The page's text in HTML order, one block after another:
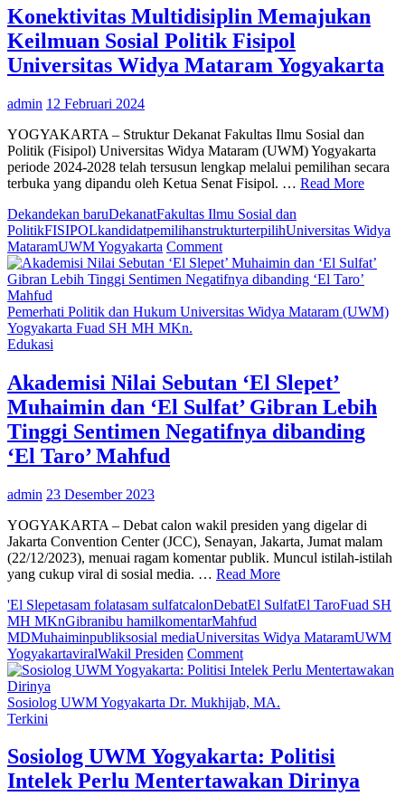
Menjadi
Intelektual
Solutif
Konektivitas Multidisiplin Memajukan
Keilmuan Sosial Politik Fisipol
Universitas Widya Mataram Yogyakarta
admin 12 Februari 2024
YOGYAKARTA – Struktur Dekanat Fakultas Ilmu Sosial dan
Politik (Fisipol) Universitas Widya Mataram (UWM) Yogyakarta
periode 2024-2028 telah tersusun lengkap melalui pemilihan secara
terbuka yang dipandu oleh Ketua Senat Fisipol. … Read More
Dekandekan baruDekanatFakultas Ilmu Sosial dan
PolitikFISIPOLkandidatpemilihanstrukturterpilihUniversitas Widya
MataramUWM Yogyakarta Commenton
Konektivitas
Multidisiplin
Keilmuan
Universitas
Widya
Mataram
Yogyakarta
Pemerhati Politik dan Hukum Universitas Widya Mataram (UWM)
Yogyakarta Fuad SH MH MKn.
Edukasi
Akademisi Nilai Sebutan ‘El Slepet’
Muhaimin dan ‘El Sulfat’ Gibran Lebih
Tinggi Sentimen Negatifnya dibanding
‘El Taro’ Mahfud
admin 23 Desember 2023
YOGYAKARTA – Debat calon wakil presiden yang digelar di
Jakarta Convention Center (JCC), Senayan, Jakarta, Jumat malam
(22/12/2023), menuai ragam komentar publik. Muncul istilah-istilah
yang cukup viral di sosial media. … Read More
'El Slepetasam folatasam sulfatcalonDebatEl SulfatEl TaroFuad SH
MH MKnGibranibu hamilkomentarMahfud
MDMuhaiminpubliksosial mediaUniversitas Widya MataramUWM
YogyakartaviralWakil Presiden Commenton
Akademisi
Sebutan
Muhaimin
dan
‘El
Sosiolog UWM Yogyakarta Dr. Mukhijab, MA.
Terkini
Sosiolog UWM Yogyakarta: Politisi
Intelek Perlu Mentertawakan Dirinya